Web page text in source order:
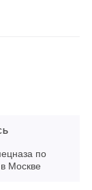
по
Москве